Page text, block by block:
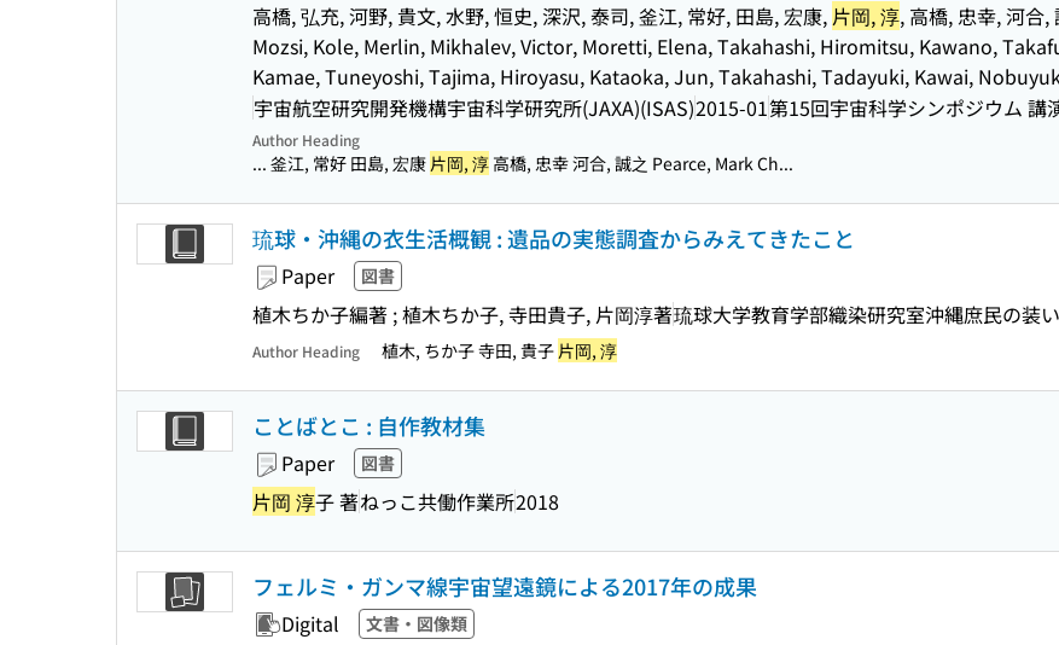
高橋, 弘充, 河野, 貴文, 水野, 恒史, 深沢, 泰司, 釜江, 常好, 田島, 宏康, 片岡, 淳, 高橋, 忠幸, 河合
Mozsi, Kole, Merlin, Mikhalev, Victor, Moretti, Elena, Takahashi, Hiromitsu, Kawano,
Kamae, Tuneyoshi, Tajima, Hiroyasu, Kataoka, Jun, Takahashi, Tadayuki, Kawai,
宇宙航空研究開発機構宇宙科学研究所(JAXA)(ISAS)2015-01第15回宇宙科学シンポジウム 講
Author Heading
... 釜江, 常好 田島, 宏康 片岡, 淳 高橋, 忠幸 河合, 誠之 Pearce, Mark Ch...
琉球・沖縄の衣生活概観 : 遺品の実態調査からみえてきたこと
Paper 図書
植木ちか子編著 ; 植木ちか子, 寺田貴子, 片岡淳著琉球大学教育学部織染研究室沖縄庶民の装
Author Heading 植木, ちか子 寺田, 貴子 片岡, 淳
ことばとこ : 自作教材集
Paper 図書
片岡 淳子 著ねっこ共働作業所2018
フェルミ・ガンマ線宇宙望遠鏡による2017年の成果
Digital 文書・図像類